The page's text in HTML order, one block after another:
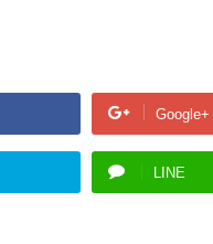
Google+
LINE